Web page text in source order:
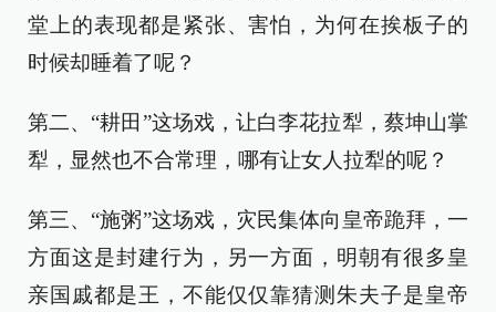
堂上的表现都是紧张、害怕，为何在挨板子的
时候却睡着了呢？
第二、“耕田”这场戏，让白李花拉犁，蔡坤山掌
犁，显然也不合常理，哪有让女人拉犁的呢？
第三、“施粥”这场戏，灾民集体向皇帝跪拜，一
方面这是封建行为，另一方面，明朝有很多皇
亲国戚都是王，不能仅仅靠猜测朱夫子是皇帝